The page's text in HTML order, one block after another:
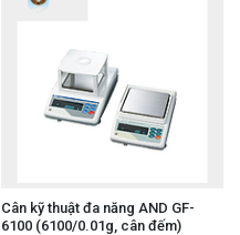
Cân kỹ thuật đa năng AND GF-
6100 (6100/0.01g, cân đếm)